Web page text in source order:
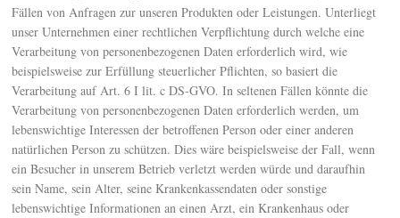
Fällen von Anfragen zur unseren Produkten oder Leistungen. Unterliegt
unser Unternehmen einer rechtlichen Verpflichtung durch welche eine
Verarbeitung von personenbezogenen Daten erforderlich wird, wie
beispielsweise zur Erfüllung steuerlicher Pflichten, so basiert die
Verarbeitung auf Art. 6 I lit. c DS-GVO. In seltenen Fällen könnte die
Verarbeitung von personenbezogenen Daten erforderlich werden, um
lebenswichtige Interessen der betroffenen Person oder einer anderen
natürlichen Person zu schützen. Dies wäre beispielsweise der Fall, wenn
ein Besucher in unserem Betrieb verletzt werden würde und daraufhin
sein Name, sein Alter, seine Krankenkassendaten oder sonstige
lebenswichtige Informationen an einen Arzt, ein Krankenhaus oder